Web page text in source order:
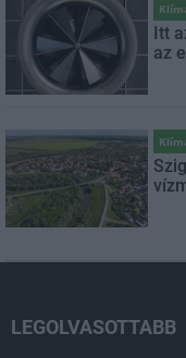
Itt
az
LEGOLVASOTTABB